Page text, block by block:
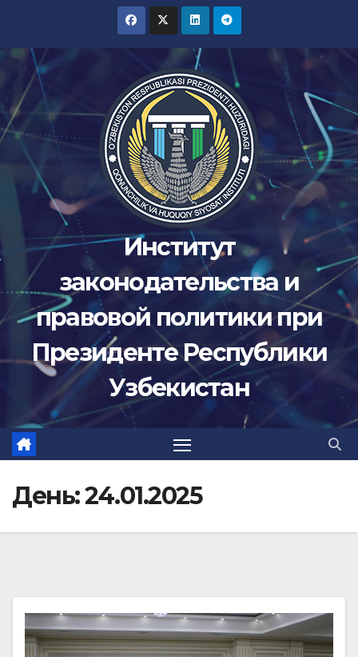
содержимому
Институт
законодательства и
правовой политики при
Президенте Республики
Узбекистан
День:24.01.2025